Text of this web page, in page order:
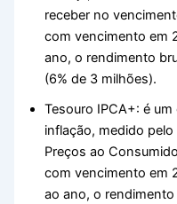
receber no
com vencimento em
ano, o rendimento
(6% de 3 milhões).
Tesouro IPCA+: é
inflação, medido
Preços ao
com vencimento em
ao ano, o